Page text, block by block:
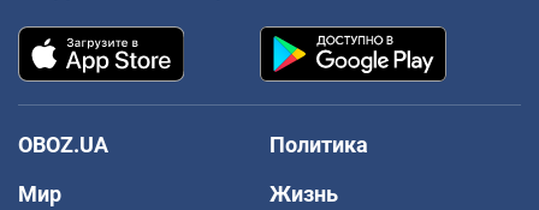
OBOZ.UA
Политика
Мир
Жизнь